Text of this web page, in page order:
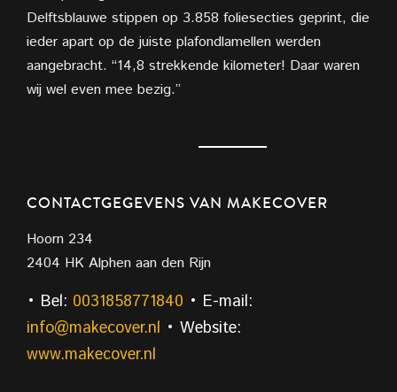
Delftsblauwe stippen op 3.858 foliesecties geprint, die
ieder apart op de juiste plafondlamellen werden
aangebracht. “14,8 strekkende kilometer! Daar waren
wij wel even mee bezig.”
CONTACTGEGEVENS VAN MAKECOVER
Hoorn 234
2404 HK Alphen aan den Rijn
• Bel: 0031858771840 • E-mail:
info@makecover.nl • Website:
www.makecover.nl